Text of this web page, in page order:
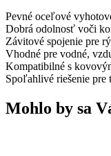
Pevné oceľové
Dobrá odolnosť voči
Závitové spojenie pre
Vhodné pre vodné,
Kompatibilné s
Spoľahlivé riešenie pre
Mohlo by sa